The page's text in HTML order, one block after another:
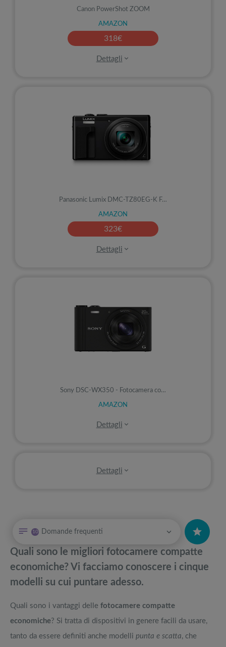
Canon PowerShot ZOOM
AMAZON
318€
Dettagli
Panasonic Lumix DMC-TZ80EG-K F…
AMAZON
323€
Dettagli
Sony DSC-WX350 - Fotocamera co…
AMAZON
Dettagli
Prezzo
Dettagli
10 Domande frequenti
Quali sono le migliori fotocamere compatte
economiche? Vi facciamo conoscere i cinque
modelli su cui puntare adesso.
Quali sono i vantaggi delle fotocamere compatte
economiche? Si tratta di dispositivi in genere facili da usare,
tanto da essere definiti anche modelli punta e scatta, che